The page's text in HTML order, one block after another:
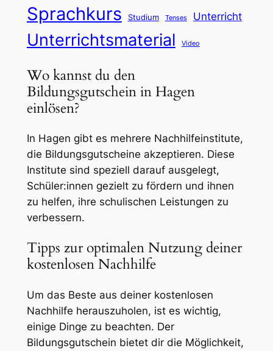
Sprachkurs
Studium Tenses Unterricht
Unterrichtsmaterial Video
Wo kannst du den
Bildungsgutschein in Hagen
einlösen?
In Hagen gibt es mehrere Nachhilfeinstitute,
die Bildungsgutscheine akzeptieren. Diese
Institute sind speziell darauf ausgelegt,
Schüler:innen gezielt zu fördern und ihnen
zu helfen, ihre schulischen Leistungen zu
verbessern.
Tipps zur optimalen Nutzung deiner
kostenlosen Nachhilfe
Um das Beste aus deiner kostenlosen
Nachhilfe herauszuholen, ist es wichtig,
einige Dinge zu beachten. Der
Bildungsgutschein bietet dir die Möglichkeit,